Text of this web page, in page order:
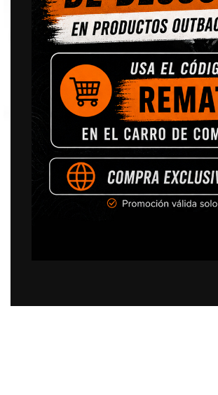
Click to enlarge